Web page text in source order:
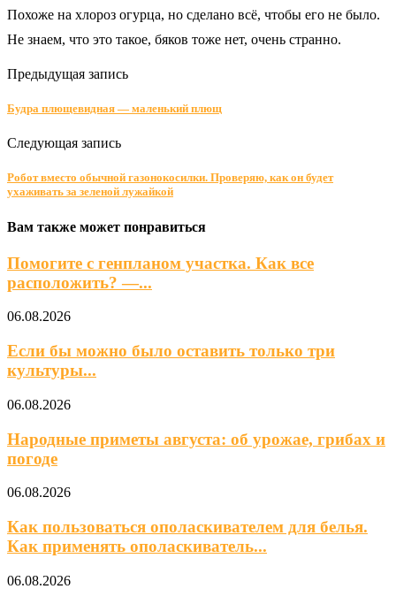
Похоже на хлороз огурца, но сделано всё, чтобы его не было.
Не знаем, что это такое, бяков тоже нет, очень странно.
Предыдущая запись
Будра плющевидная — маленький плющ
Следующая запись
Робот вместо обычной газонокосилки. Проверяю, как он будет
ухаживать за зеленой лужайкой
Вам также может понравиться
Помогите с генпланом участка. Как все
расположить? —...
06.08.2026
Если бы можно было оставить только три
культуры...
06.08.2026
Народные приметы августа: об урожае, грибах и
погоде
06.08.2026
Как пользоваться ополаскивателем для белья.
Как применять ополаскиватель...
06.08.2026